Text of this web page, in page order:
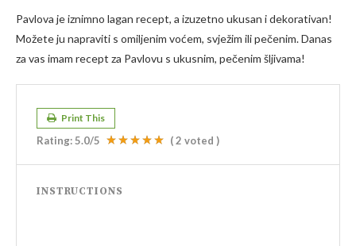
Pavlova je iznimno lagan recept, a izuzetno ukusan i dekorativan!
Možete ju napraviti s omiljenim voćem, svježim ili pečenim. Danas
za vas imam recept za Pavlovu s ukusnim, pečenim šljivama!
Print This
Rating:5.0/5 (2 voted )
INSTRUCTIONS